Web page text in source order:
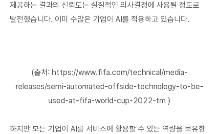
제공하는 결과의 신뢰도는 실질적인 의사결정에 사용될 정도로
발전했습니다. 이미 수많은 기업이 AI를 적용하고 있습니다.
(출처: https://www.fifa.com/technical/media-
releases/semi-automated-offside-technology-to-be-
used-at-fifa-world-cup-2022-tm )
하지만 모든 기업이 AI를 서비스에 활용할 수 있는 역량을 보유한